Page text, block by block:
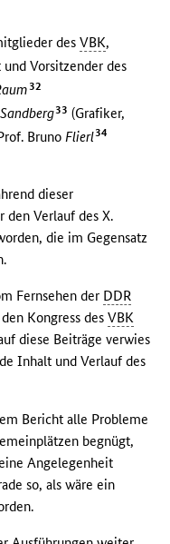
desVBK,
Vorsitzender des
32
Sandberg33 (Grafiker,
Bruno Flierl34
dieser
den Verlauf des X.
die im Gegensatz
Fernsehen der DDR
Kongress desVBK
diese Beiträge verwies
Inhalt und Verlauf des
Bericht alle Probleme
begnügt,
Angelegenheit
so, als wäre ein